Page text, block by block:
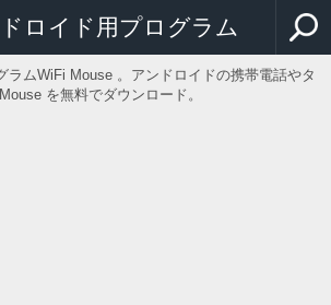
ロイド用プログラム
ラムWiFi Mouse 。アンドロイドの携帯電話やタ
を無料でダウンロード。